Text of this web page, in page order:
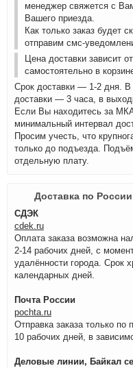
менеджер свяжется с
Вашего приезда.
Как только заказ будет
отправим смс-
Цена доставки зависит
самостоятельно в
Срок доставки — 1-2 дня.
доставки — 3 часа, в
Если Вы находитесь за
минимальный интервал
Просим учесть, что
только до подъезда.
отдельную плату.
Доставка по России
СДЭК
cdek.ru
Оплата заказа возможна
2-14 рабочих дней, с
удалённости города. Срок
календарных дней.
Почта России
pochta.ru
Отправка заказа только по
10 рабочих дней, в
Деловые линии, Байкал